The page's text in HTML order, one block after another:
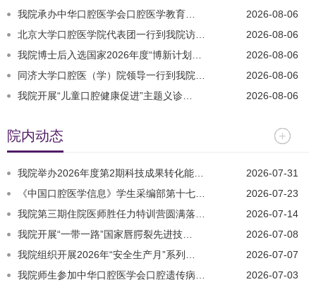
2026-08-06
​我院承办中华口腔医学会口腔医学教育…
2026-08-06
北京大学口腔医学院代表团一行到我院访…
2026-08-06
我院博士后入选国家2026年度“博新计划…
2026-08-06
同济大学口腔医（学）院领导一行到我院…
2026-08-06
我院开展“儿童口腔健康促进”主题义诊…
院内动态
2026-07-31
我院举办2026年度第2期科技成果转化能…
2026-07-23
《中国口腔医学信息》学生采编部第十七…
2026-07-14
我院第三期住院医师胜任力特训营圆满落…
2026-07-08
我院开展“一带一路”国家唇腭裂先进技…
2026-07-07
我院组织开展2026年“安全生产月”系列…
2026-07-03
我院师生参加中华口腔医学会口腔遗传病…